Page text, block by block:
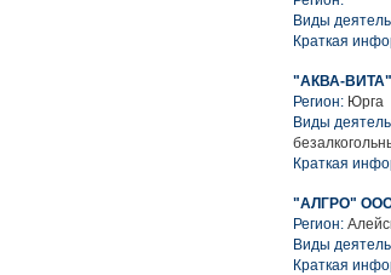
Виды
Краткая
"АКВА-
Регион: Юрга
Виды
Краткая
"АЛГРО"
Регион:
Виды
Краткая